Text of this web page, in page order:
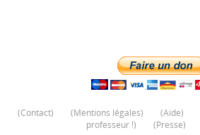
(Contact) (Mentions légales) (Aide)
professeur !) (Presse)